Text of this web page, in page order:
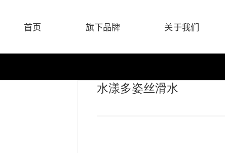
首页 旗下品牌 关于我们
水漾多姿丝滑水